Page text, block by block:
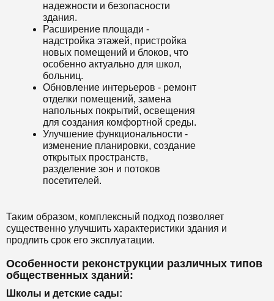
надежности и безопасности
здания.
Расширение площади -
надстройка этажей, пристройка
новых помещений и блоков, что
особенно актуально для школ,
больниц.
Обновление интерьеров - ремонт
отделки помещений, замена
напольных покрытий, освещения
для создания комфортной среды.
Улучшение функциональности -
изменение планировки, создание
открытых пространств,
разделение зон и потоков
посетителей.
Таким образом, комплексный подход позволяет
существенно улучшить характеристики здания и
продлить срок его эксплуатации.
Особенности реконструкции различных типов
общественных зданий:
Школы и детские сады: